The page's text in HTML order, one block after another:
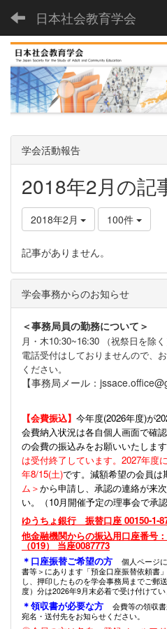
日本社会教育学会
学会活動報告
2018年2月の記
2018年2月 100件
記事がありません。
学会事務からのお知らせ
＜事務局員の勤務について＞
月・木10:30~16:30 （祝祭日を除く
電話受付はしておりませんので、
ください。
【事務局メール：
【会費振込】 今年度(2026年度)が
会費納入状況は各自個人画面で確
の会費の振込みをお願いいたします
は受付終了しています。2027年度
年8/15(土)です。減額希望の会員は
ム＞から申請し、承認の連絡が来
い。（10月開催予定の理事会で承
ゆうちょ銀行 振替口座 00150-1-
他金融機関からの振込用口座番号
（019） 当座0087773
＊口座振替ご希望の方
個人ページ
書等＞にあります「預金口座振替依頼書
し、押印したものを学会事務局までご郵
度）分は2026年9月末必着で受け付けてい
＊領収書が必要な方
会費等の領収
宛名・送付先をお知らせください。